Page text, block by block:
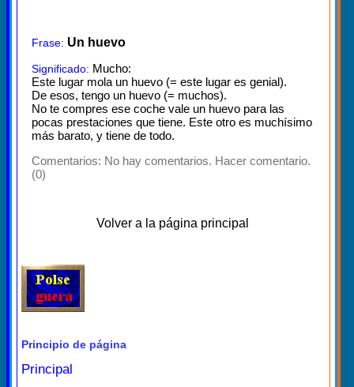
Frase: Un huevo
Significado: Mucho:
Este lugar mola un huevo (= este lugar es genial).
De esos, tengo un huevo (= muchos).
No te compres ese coche vale un huevo para las
pocas prestaciones que tiene. Este otro es muchísimo
más barato, y tiene de todo.
Comentarios: No hay comentarios. Hacer comentario.
(0)
Volver a la página principal
Principio de página
Principal